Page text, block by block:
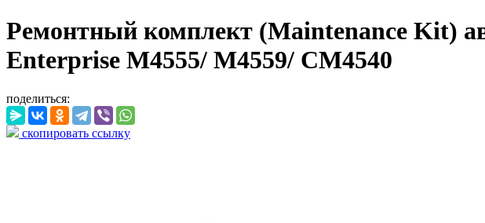
Ремонтный комплект (Maintenance Kit)
Enterprise M4555/ M4559/ CM4540
поделиться:
скопировать ссылку